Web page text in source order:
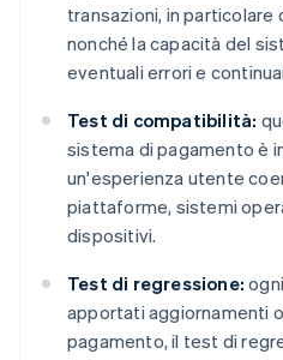
transazioni, in particolare
nonché la capacità del
eventuali errori e
Test di compatibilità:
sistema di pagamento è
un'esperienza utente
piattaforme, sistemi
dispositivi.
Test di regressione:
apportati aggiornamenti
pagamento, il test di